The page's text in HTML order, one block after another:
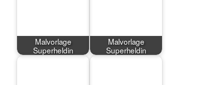
Malvorlage
Superheldin
Malvorlage
Superheldin